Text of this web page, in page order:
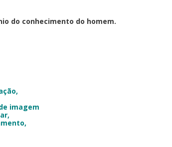
do conhecimento do homem.
imagem